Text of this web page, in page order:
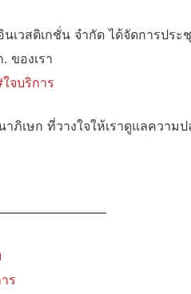
เวสติเกชั่น จำกัด ได้จัดการประ
ของเรา
จบริการ
เษก ที่วางใจให้เราดูแลความ
ร